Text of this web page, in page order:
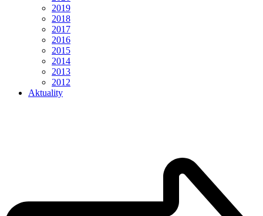
2019
2018
2017
2016
2015
2014
2013
2012
Aktuality